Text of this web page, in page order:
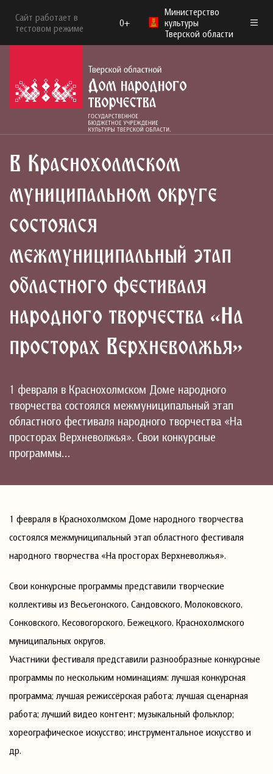
Сайт работает в
тестовом режиме
0+
Министерство
культуры
Тверской области
В Краснохолмском
муниципальном округе
состоялся
межмуниципальный этап
областного фестиваля
народного творчества «На
просторах Верхневолжья»
1 февраля в Краснохолмском Доме народного
творчества состоялся межмуниципальный этап
областного фестиваля народного творчества «На
просторах Верхневолжья». Свои конкурсные
программы…
1 февраля в Краснохолмском Доме народного творчества
состоялся межмуниципальный этап областного фестиваля
народного творчества «На просторах Верхневолжья».
Свои конкурсные программы представили творческие
коллективы из Весьегонского, Сандовского, Молоковского,
Сонковского, Кесовогорского, Бежецкого, Краснохолмского
муниципальных округов.
Участники фестиваля представили разнообразные конкурсные
программы по нескольким номинациям: лучшая конкурсная
программа; лучшая режиссёрская работа; лучшая сценарная
работа; лучший видео контент; музыкальный фольклор;
хореографическое искусство; инструментальное искусство и
др.